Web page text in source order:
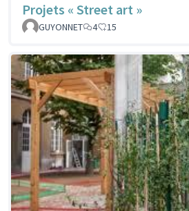
Projets « Street art »
GUYONNET
4 15